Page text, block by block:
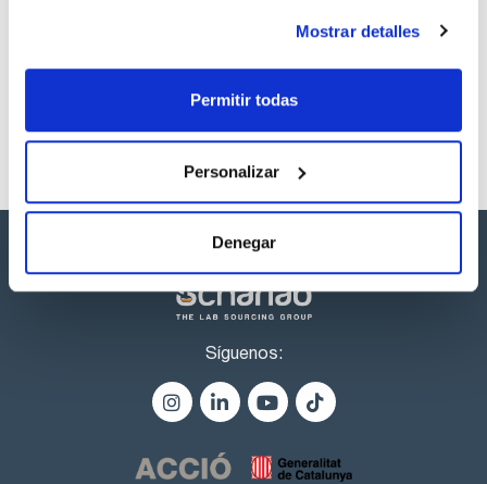
Mostrar detalles
Permitir todas
Personalizar
Denegar
productos marca Scharlau habitualmente en stock,
Síguenos: